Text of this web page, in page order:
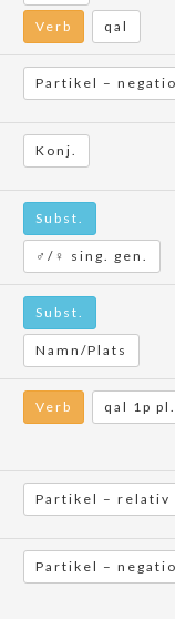
Verb qal
Partikel –
Konj.
Subst.
♂/♀ sing. gen.
Subst.
Namn/Plats
Verb qal 1p pl.
Partikel – relativ
Partikel –